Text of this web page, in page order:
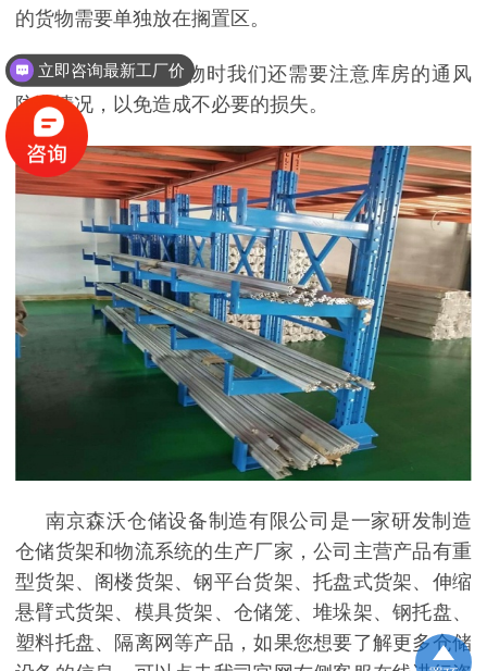
的货物需要单独放在搁置区。
4.存储原材料货物时我们还需要注意库房的通风
防潮情况，以免造成不必要的损失。
南京森沃仓储设备制造有限公司是一家研发制造
仓储货架和物流系统的生产厂家，公司主营产品有重
型货架、阁楼货架、钢平台货架、托盘式货架、伸缩
悬臂式货架、模具货架、仓储笼、堆垛架、钢托盘、
塑料托盘、隔离网等产品，如果您想要了解更多仓储
立即咨询最新工厂价